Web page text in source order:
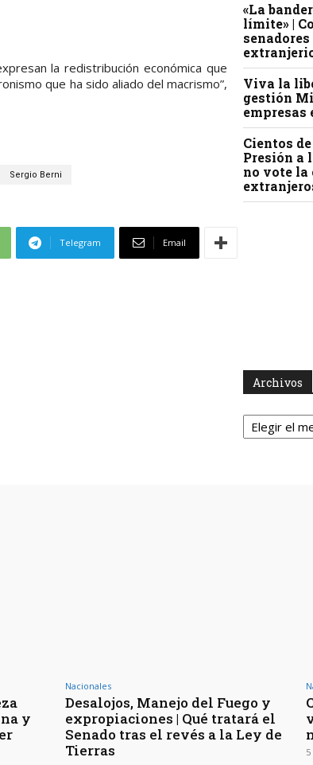
la redistribución económica que
que ha sido aliado del macrismo”,
Sergio Berni
Telegram Email
«La
límite» |
Viva la
gestión
empresas
Cientos
Presión a
no vote la
Archivos
Archivos
y
Nacionales
Desalojos, Manejo del Fuego y
expropiaciones | Qué tratará el
Senado tras el revés a la Ley de
Tierras